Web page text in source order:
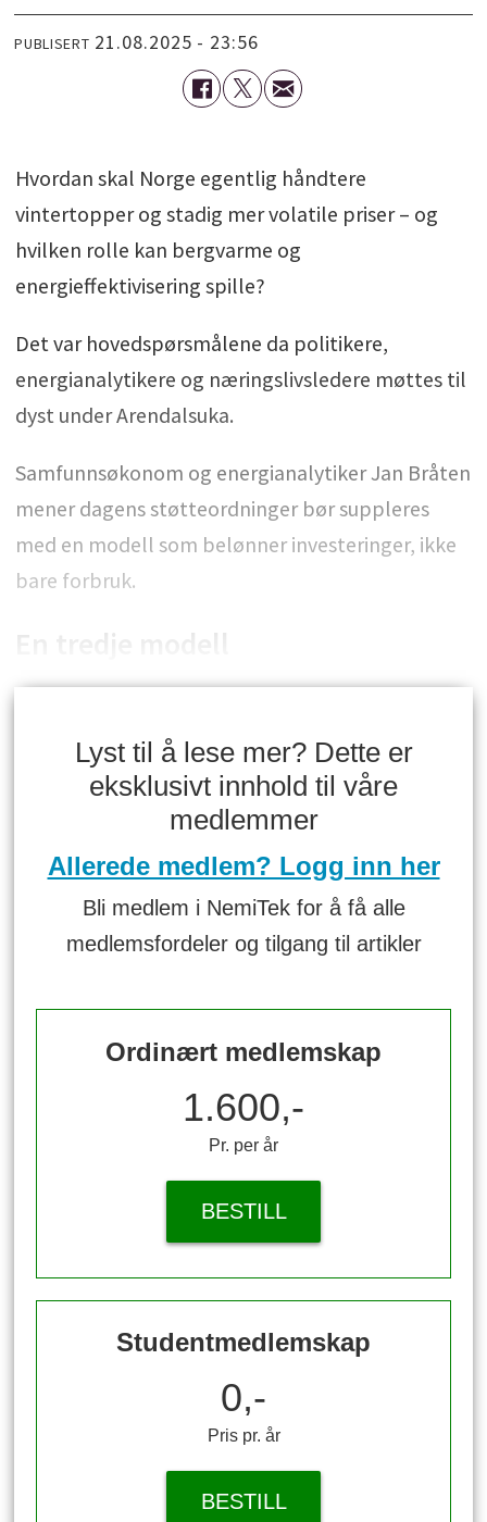
PUBLISERT 21.08.2025 - 23:56
Hvordan skal Norge egentlig håndtere
vintertopper og stadig mer volatile priser – og
hvilken rolle kan bergvarme og
energieffektivisering spille?
Det var hovedspørsmålene da politikere,
energianalytikere og næringslivsledere møttes til
dyst under Arendalsuka.
Samfunnsøkonom og energianalytiker Jan Bråten
mener dagens støtteordninger bør suppleres
med en modell som belønner investeringer, ikke
bare forbruk.
En tredje modell
Lyst til å lese mer? Dette er
eksklusivt innhold til våre
medlemmer
Allerede medlem? Logg inn her
Bli medlem i NemiTek for å få alle
medlemsfordeler og tilgang til artikler
Ordinært medlemskap
1.600,-
Pr. per år
BESTILL
Studentmedlemskap
0,-
Pris pr. år
BESTILL